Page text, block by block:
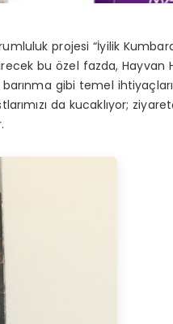
projesi“İyilik
buözel fazda,Hayvan
gibi temel
da kucaklıyor;